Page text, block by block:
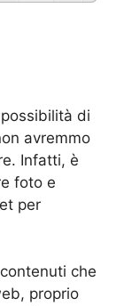
di
avremmo
Infatti, è
foto e
per
contenuti che
proprio